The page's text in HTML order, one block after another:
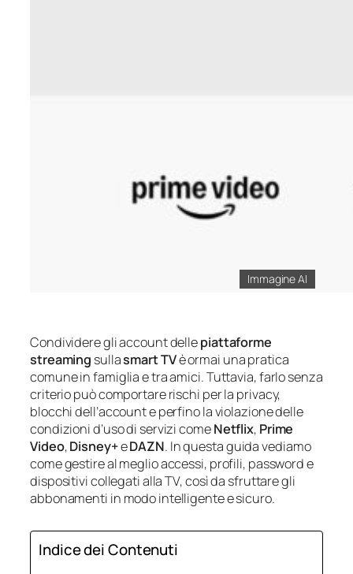
Immagine AI
Condividere gli account dellepiattaforme
streaming sullasmart TVè ormai una pratica
comune in famiglia e tra amici. Tuttavia, farlo senza
criterio può comportare rischi per la privacy,
blocchi dell’account e perfino la violazione delle
condizioni d’uso di servizi comeNetflix, Prime
Video,Disney+eDAZN. In questa guida vediamo
come gestire al meglio accessi, profili, password e
dispositivi collegati alla TV, così da sfruttare gli
abbonamenti in modo intelligente e sicuro.
Indice dei Contenuti